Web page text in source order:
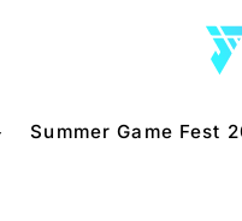
Summer Game Fest